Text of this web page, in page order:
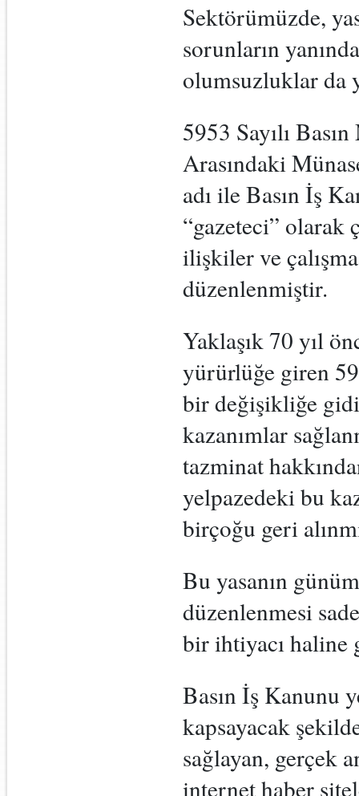
Sektörümüzde,
sorunların
olumsuzluklar da
5953 Sayılı
Arasındaki
adı ile Basın İş
“gazeteci” olarak
ilişkiler ve
düzenlenmiştir.
Yaklaşık 70 yıl
yürürlüğe giren
bir değişikliğe
kazanımlar
tazminat
yelpazedeki bu
birçoğu geri
Bu yasanın
düzenlenmesi
bir ihtiyacı haline
Basın İş Kanunu
kapsayacak
sağlayan, gerçek
internet haber